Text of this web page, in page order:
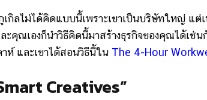
ลไม่ได้คิดแบบนี้เพราะเขาเป็นบริษัทใหญ่ แต่เ
ะคุณเองก็นำวิธีคิดนี้มาสร้างธุรกิจของคุณได้เช่น
ห์ และเขาได้สอนวิธีนี้ใน The 4-Hour
Creatives”